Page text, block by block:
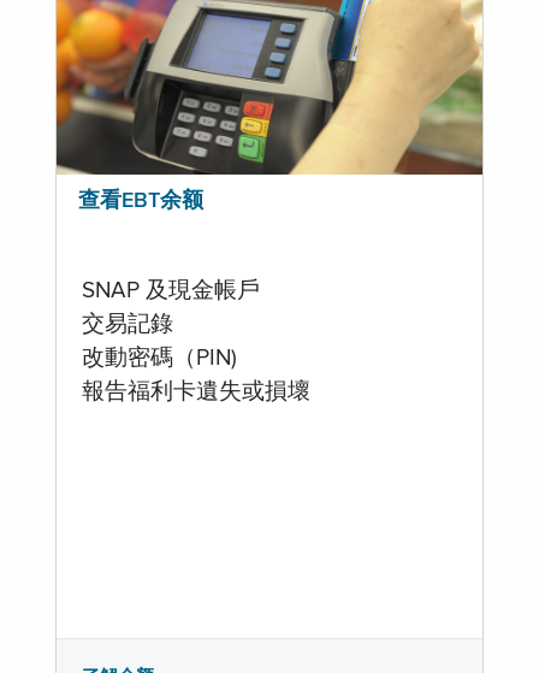
查看EBT余额
SNAP 及現金帳戶
交易記錄
改動密碼（PIN)
報告福利卡遺失或損壞